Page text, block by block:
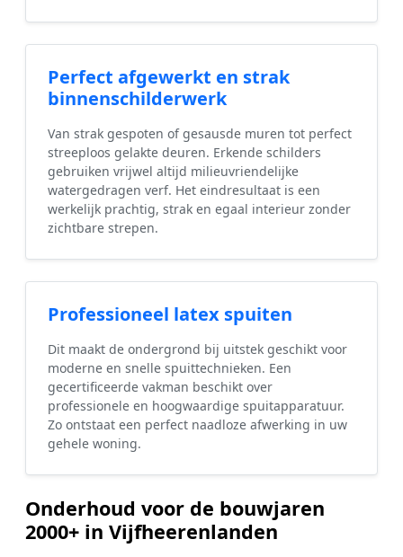
Perfect afgewerkt en strak
binnenschilderwerk
Van strak gespoten of gesausde muren tot perfect
streeploos gelakte deuren. Erkende schilders
gebruiken vrijwel altijd milieuvriendelijke
watergedragen verf. Het eindresultaat is een
werkelijk prachtig, strak en egaal interieur zonder
zichtbare strepen.
Professioneel latex spuiten
Dit maakt de ondergrond bij uitstek geschikt voor
moderne en snelle spuittechnieken. Een
gecertificeerde vakman beschikt over
professionele en hoogwaardige spuitapparatuur.
Zo ontstaat een perfect naadloze afwerking in uw
gehele woning.
Onderhoud voor de bouwjaren
2000+ in Vijfheerenlanden